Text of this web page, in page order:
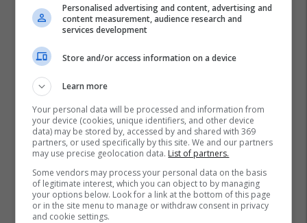
Personalised advertising and content, advertising and
content measurement, audience research and
services development
Store and/or access information on a device
Learn more
Your personal data will be processed and information from
your device (cookies, unique identifiers, and other device
data) may be stored by, accessed by and shared with 369
partners, or used specifically by this site. We and our partners
may use precise geolocation data. List of partners.
Some vendors may process your personal data on the basis
of legitimate interest, which you can object to by managing
your options below. Look for a link at the bottom of this page
or in the site menu to manage or withdraw consent in privacy
and cookie settings.